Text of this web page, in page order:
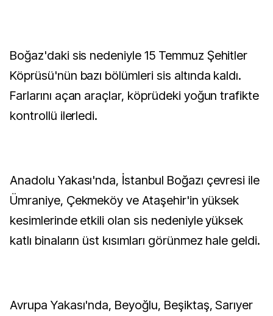
Boğaz'daki sis nedeniyle 15 Temmuz Şehitler
Köprüsü'nün bazı bölümleri sis altında kaldı.
Farlarını açan araçlar, köprüdeki yoğun trafikte
kontrollü ilerledi.
Anadolu Yakası'nda, İstanbul Boğazı çevresi ile
Ümraniye, Çekmeköy ve Ataşehir'in yüksek
kesimlerinde etkili olan sis nedeniyle yüksek
katlı binaların üst kısımları görünmez hale geldi.
Avrupa Yakası'nda, Beyoğlu, Beşiktaş, Sarıyer